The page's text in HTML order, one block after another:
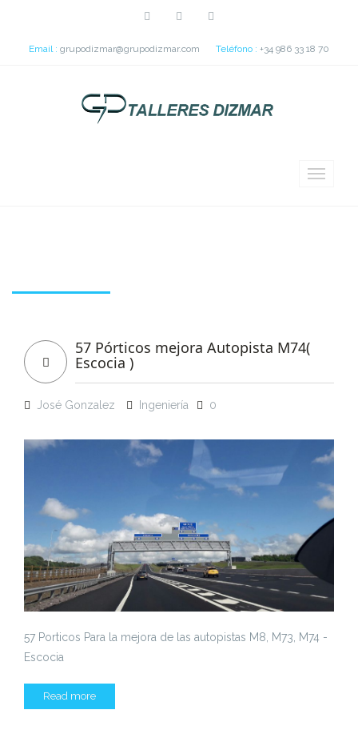
Email : grupodizmar@grupodizmar.com Teléfono : +34 986 33 18 70
57 Pórticos mejora Autopista M74(
Escocia )
José Gonzalez Ingeniería 0
57 Porticos Para la mejora de las autopistas M8, M73, M74 -
Escocia
Read more